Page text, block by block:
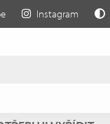
Instagram